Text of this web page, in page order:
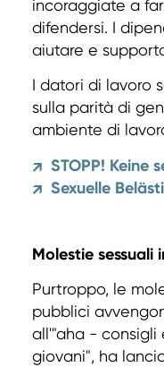
incoraggiate a
difendersi. I
aiutare e
I datori di lavoro
sulla parità di
ambiente di
↗ STOPP! Keine
↗ Sexuelle
Molestie sessuali
Purtroppo, le
pubblici
all'"aha - consigli
giovani", ha